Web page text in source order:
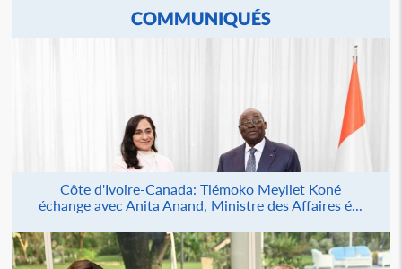
COMMUNIQUÉS
Côte d'Ivoire-Canada: Tiémoko Meyliet Koné
échange avec Anita Anand, Ministre des Affaires é...